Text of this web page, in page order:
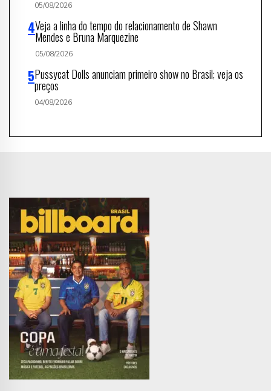
05/08/2026
Veja a linha do tempo do relacionamento de Shawn
Mendes e Bruna Marquezine
05/08/2026
Pussycat Dolls anunciam primeiro show no Brasil; veja os
preços
04/08/2026